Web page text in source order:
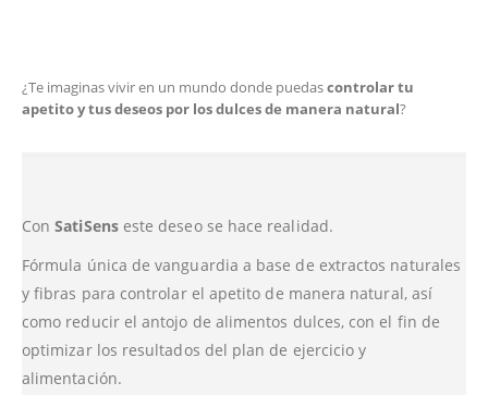
¿Te imaginas vivir en un mundo donde puedascontrolar tu
apetito y tus deseos por los dulces de manera natural?
ConSatiSenseste deseo se hace realidad.
Fórmula única de vanguardia a base de extractos naturales
y fibras para controlar el apetito de manera natural, así
como reducir el antojo de alimentos dulces, con el fin de
optimizar los resultados del plan de ejercicio y
alimentación.